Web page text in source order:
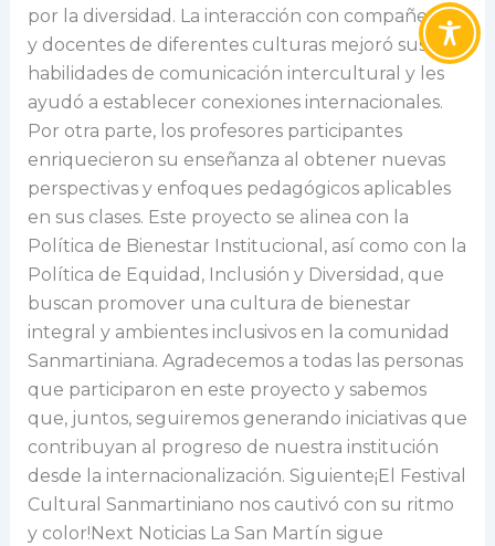
por la diversidad. La interacción con compañeros
y docentes de diferentes culturas mejoró sus
habilidades de comunicación intercultural y les
ayudó a establecer conexiones internacionales.
Por otra parte, los profesores participantes
enriquecieron su enseñanza al obtener nuevas
perspectivas y enfoques pedagógicos aplicables
en sus clases. Este proyecto se alinea con la
Política de Bienestar Institucional, así como con la
Política de Equidad, Inclusión y Diversidad, que
buscan promover una cultura de bienestar
integral y ambientes inclusivos en la comunidad
Sanmartiniana. Agradecemos a todas las personas
que participaron en este proyecto y sabemos
que, juntos, seguiremos generando iniciativas que
contribuyan al progreso de nuestra institución
desde la internacionalización. Siguiente¡El Festival
Cultural Sanmartiniano nos cautivó con su ritmo
y color!Next Noticias La San Martín sigue